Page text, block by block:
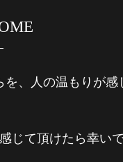
、人の温もりが感
じて頂けたら幸いで